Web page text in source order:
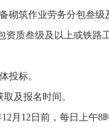
砌筑作业劳务分包叁级
资质叁级及以上或铁路
投标。
及报名时间。
12月12日前，每日上午8